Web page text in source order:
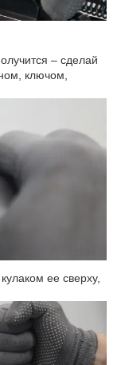
– сделай
ключом,
ее сверху,